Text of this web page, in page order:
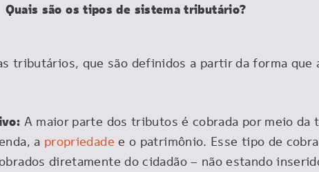
Quais são os tipos de sistema tributário?
tributários, que são definidos a partir da forma que
A maior parte dos tributos é cobrada por meio da
a propriedade e o patrimônio. Esse tipo de
diretamente do cidadão – não estando